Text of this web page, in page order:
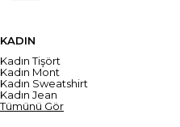
KADIN
Kadın Tişört
Kadın Mont
Kadın Sweatshirt
Kadın Jean
Tümünü Gör